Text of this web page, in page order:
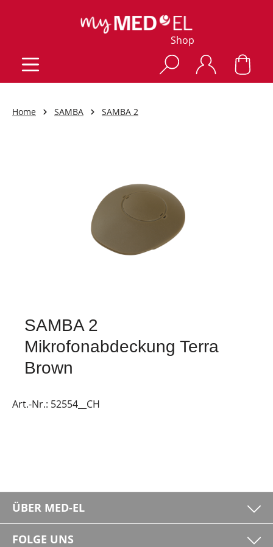
Shop
Home SAMBA SAMBA 2
SAMBA 2
Mikrofonabdeckung Terra
Brown
Art.-Nr.: 52554__CH
ÜBER MED-EL
FOLGE UNS